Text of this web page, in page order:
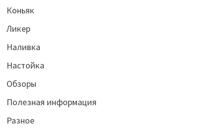
Коньяк
Ликер
Наливка
Настойка
Обзоры
Полезная информация
Разное